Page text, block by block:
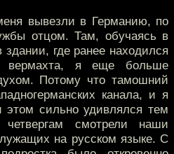
вывезли в Германию, по
отцом. Там, обучаясь в
где ранее находился
вермахта, я еще больше
Потому что тамошний
канала, и я
этом сильно удивлялся тем
смотрели наши
на русском языке. С